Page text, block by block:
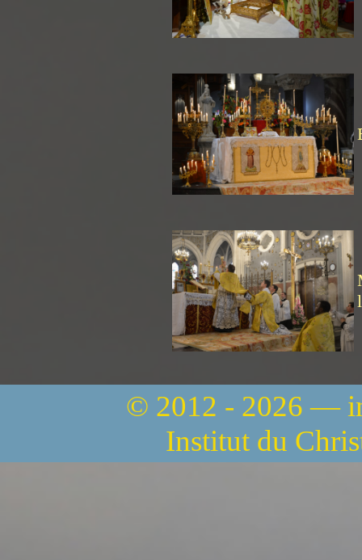
© 2012 - 2026 —
Institut du